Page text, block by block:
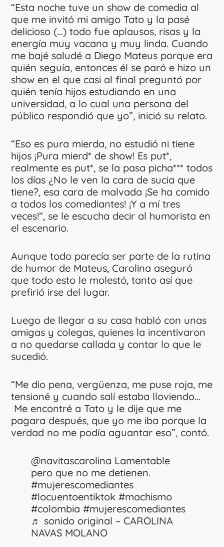
“Esta noche tuve un show de comedia al
que me invitó mi amigo Tato y la pasé
delicioso (…) todo fue aplausos, risas y la
energía muy vacana y muy linda. Cuando
me bajé saludé a Diego Mateus porque era
quién seguía, entonces él se paró e hizo un
show en el que casi al final preguntó por
quién tenía hijos estudiando en una
universidad, a lo cual una persona del
público respondió que yo”, inició su relato.
“Eso es pura mierda, no estudió ni tiene
hijos ¡Pura mierd* de show! Es put*,
realmente es put*, se la pasa picha*** todos
los días ¿No le ven la cara de sucia que
tiene?, esa cara de malvada ¡Se ha comido
a todos los comediantes! ¡Y a mí tres
veces!”, se le escucha decir al humorista en
el escenario.
Aunque todo parecía ser parte de la rutina
de humor de Mateus, Carolina aseguró
que todo esto le molestó, tanto así que
prefirió irse del lugar.
Luego de llegar a su casa habló con unas
amigas y colegas, quienes la incentivaron
a no quedarse callada y contar lo que le
sucedió.
“Me dio pena, vergüenza, me puse roja, me
tensioné y cuando salí estaba lloviendo…
Me encontré a Tato y le dije que me
pagara después, que yo me iba porque la
verdad no me podía aguantar eso”, contó.
@navitascarolina Lamentable
pero que no me detienen.
#mujerescomediantes
#locuentoentiktok #machismo
#colombia #mujerescomediantes
♬ sonido original – CAROLINA
NAVAS MOLANO